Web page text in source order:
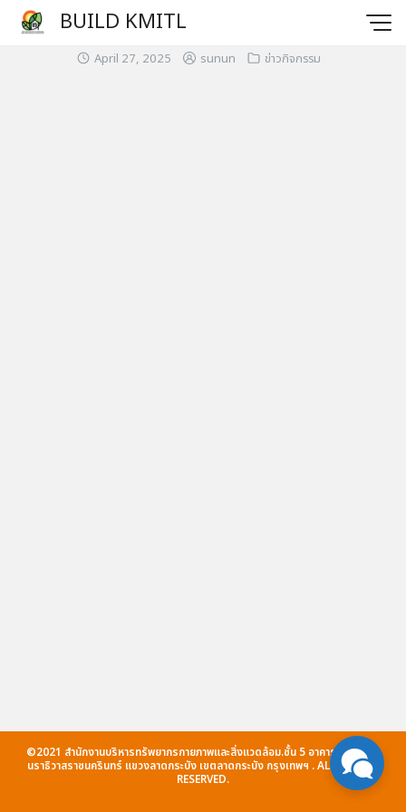
BUILD KMITL
April 27, 2025 sunun ข่าวกิจกรรม
©2021 สำนักงานบริหารทรัพยากรกายภาพและสิ่งแวดล้อม.ชั้น 5 อาคารกรมหลวง
นราธิวาสราชนครินทร์ แขวงลาดกระบัง เขตลาดกระบัง กรุงเทพฯ . ALL RIGHTS
RESERVED.